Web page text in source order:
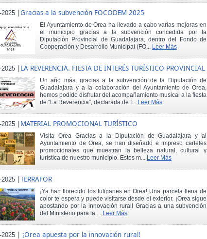
2025 |Gracias a la subvención FOCODEM 2025
El Ayuntamiento de Orea ha llevado a cabo varias mejoras en
el municipio gracias a la subvención concedida por la
Diputación Provincial de Guadalajara, dentro del Fondo de
Cooperación y Desarrollo Municipal (FO... Leer Más
2025 |LA REVERENCIA. FIESTA DE INTERÉS TURÍSTICO PROVINCIAL
Un año más, gracias a la subvención de la Diputación de
Guadalajara y a la colaboración del Ayuntamiento de Orea,
hemos podido disfrutar del acompañamiento musical a la fiesta
de “La Reverencia”, declarada de I... Leer Más
2025 |MATERIAL PROMOCIONAL TURÍSTICO
Visita Orea Gracias a la Diputación de Guadalajara y al
Ayuntamiento de Orea, se han diseñado e impreso carteles
promocionales que muestran la belleza natural, cultural y
turística de nuestro municipio. Estos m... Leer Más
2025 |TERRAFOR
¡Ya han florecido los tulipanes en Orea! Una parcela llena de
color te espera y puede visitarse desde el exterior. ¡Orea sigue
apostando por la innovación rural! Gracias a una subvención
del Ministerio para la ... Leer Más
2025 ¡Orea apuesta por la innovación rural!